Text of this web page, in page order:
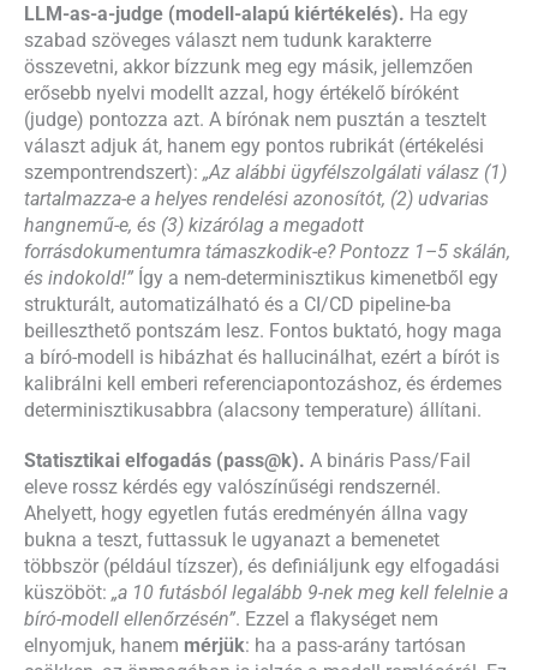
LLM-as-a-judge (modell-alapú kiértékelés). Ha egy
szabad szöveges választ nem tudunk karakterre
összevetni, akkor bízzunk meg egy másik, jellemzően
erősebb nyelvi modellt azzal, hogy értékelő bíróként
(judge) pontozza azt. A bírónak nem pusztán a tesztelt
választ adjuk át, hanem egy pontos rubrikát (értékelési
szempontrendszert): „Az alábbi ügyfélszolgálati válasz (1)
tartalmazza-e a helyes rendelési azonosítót, (2) udvarias
hangnemű-e, és (3) kizárólag a megadott
forrásdokumentumra támaszkodik-e? Pontozz 1–5 skálán,
és indokold!” Így a nem-determinisztikus kimenetből egy
strukturált, automatizálható és a CI/CD pipeline-ba
beilleszthető pontszám lesz. Fontos buktató, hogy maga
a bíró-modell is hibázhat és hallucinálhat, ezért a bírót is
kalibrálni kell emberi referenciapontozáshoz, és érdemes
determinisztikusabbra (alacsony temperature) állítani.
Statisztikai elfogadás (pass@k). A bináris Pass/Fail
eleve rossz kérdés egy valószínűségi rendszernél.
Ahelyett, hogy egyetlen futás eredményén állna vagy
bukna a teszt, futtassuk le ugyanazt a bemenetet
többször (például tízszer), és definiáljunk egy elfogadási
küszöböt: „a 10 futásból legalább 9-nek meg kell felelnie a
bíró-modell ellenőrzésén”. Ezzel a flakységet nem
elnyomjuk, hanem mérjük: ha a pass-arány tartósan